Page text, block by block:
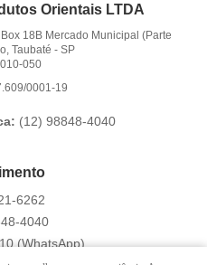
Orientais LTDA
18B Mercado Municipal (Parte
Taubaté -SP
050
0001-19
(12) 98848-4040
6262
4040
(WhatsApp)